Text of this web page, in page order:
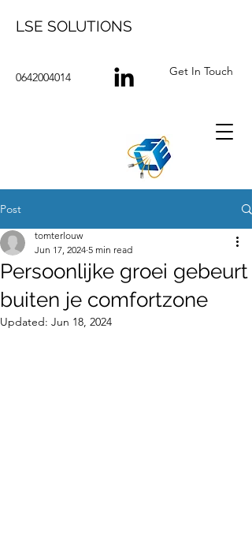
LSE SOLUTIONS
0642004014 Get In Touch
Post
Persoonlijke groei gebeurt
buiten je comfortzone
tomterlouw
Jun 17, 2024 5 min read
Updated: Jun 18, 2024